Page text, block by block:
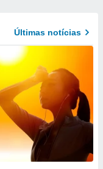
Últimas notícias